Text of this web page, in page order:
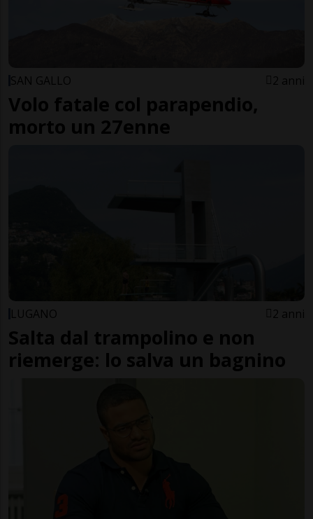
SAN GALLO 2 anni
Volo fatale col parapendio,
morto un 27enne
LUGANO 2 anni
Salta dal trampolino e non
riemerge: lo salva un bagnino